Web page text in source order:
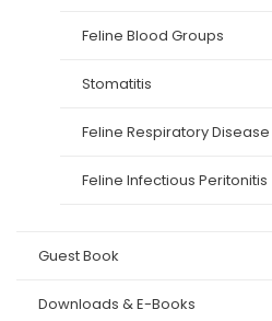
Feline Blood Groups
Stomatitis
Feline Respiratory Disease
Feline Infectious Peritonitis
Guest Book
Downloads & E-Books